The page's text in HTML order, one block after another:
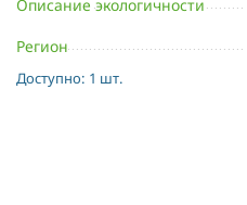
Описание экологичности
Регион
Доступно: 1 шт.